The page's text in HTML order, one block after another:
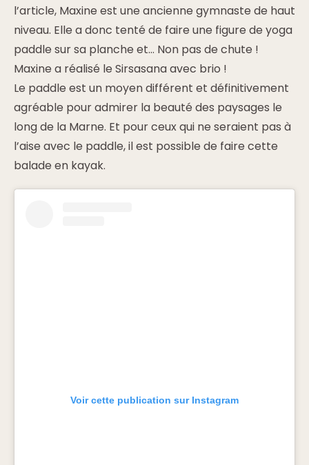
l’article, Maxine est une ancienne gymnaste de haut
niveau. Elle a donc tenté de faire une figure de yoga
paddle sur sa planche et… Non pas de chute !
Maxine a réalisé le Sirsasana avec brio !
Le paddle est un moyen différent et définitivement
agréable pour admirer la beauté des paysages le
long de la Marne. Et pour ceux qui ne seraient pas à
l’aise avec le paddle, il est possible de faire cette
balade en kayak.
Voir cette publication sur Instagram